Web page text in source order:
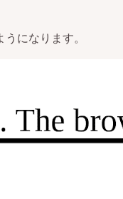
になります。